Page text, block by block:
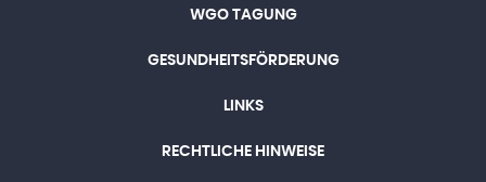
WGO TAGUNG
GESUNDHEITSFÖRDERUNG
LINKS
RECHTLICHE HINWEISE